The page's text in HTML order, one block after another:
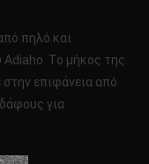
πηλό και
Αdiaho. Το μήκος της
επιφάνεια από
για